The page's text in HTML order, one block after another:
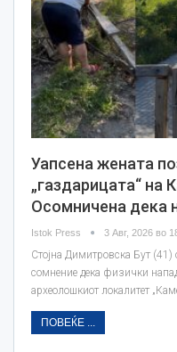
Уапсена жената
„газдарицата“ на
Осомничена дека
Istok Press 3 Авг, 2026 во
Стојна Димитровска Бут (41)
сомнение дека физички
археолошкиот локалитет
ПОВЕЌЕ ...